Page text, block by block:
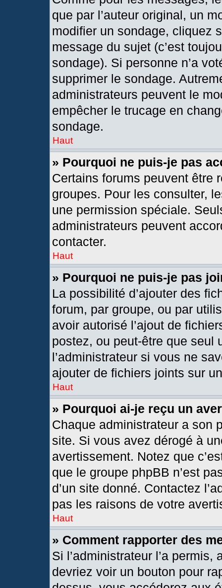
que par l’auteur original, un
modifier un sondage, cliquez
message du sujet (c’est
sondage). Si personne n’a
supprimer le sondage.
administrateurs peuvent le
empêcher le trucage en
sondage.
Haut
» Pourquoi ne puis-je pas
Certains forums peuvent être
groupes. Pour les consulter,
une permission spéciale.
administrateurs peuvent
contacter.
Haut
» Pourquoi ne puis-je pas
La possibilité d’ajouter des
forum, par groupe, ou par
avoir autorisé l’ajout de
postez, ou peut-être que seul
l’administrateur si vous ne
ajouter de fichiers joints sur
Haut
» Pourquoi ai-je reçu un
Chaque administrateur a son
site. Si vous avez dérogé à
avertissement. Notez que
que le groupe phpBB n’est
d’un site donné. Contactez
pas les raisons de votre
Haut
» Comment rapporter des
Si l’administrateur l’a
devriez voir un bouton pour